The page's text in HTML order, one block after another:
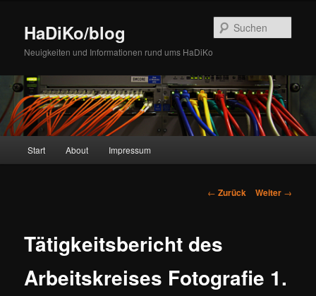
wechselnHaDiKo/blog
Neuigkeiten und Informationen rund ums HaDiKo
Start About Impressum
Beitrags-
← Zurück Weiter →
Tätigkeitsbericht des
Arbeitskreises Fotografie 1.